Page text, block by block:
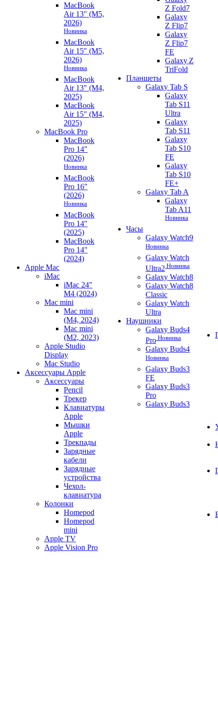
MacBook
Air 13" (M5,
2026)
Новинка
MacBook
Air 15" (M5,
2026)
Новинка
MacBook
Air 13" (M4,
2025)
MacBook
Air 15" (M4,
2025)
MacBook Pro
MacBook
Pro 14"
(2026)
Новинка
MacBook
Pro 16"
(2026)
Новинка
MacBook
Pro 14"
(2025)
MacBook
Pro 14"
(2024)
Apple Mac
iMac
iMac 24"
M4 (2024)
Mac mini
Mac mini
(M4, 2024)
Mac mini
(M2, 2023)
Apple Studio
Display
Mac Studio
Аксессуары Apple
Аксессуары
Pencil
Трекер
Клавиатуры
Apple
Мышки
Apple
Трекпады
Зарядные
кабели
Зарядные
устройства
Чехол-
клавиатура
Колонки
Homepod
Homepod
mini
Apple TV
Apple Vision Pro
Z Fold7
Galaxy
Z Flip7
Galaxy
Z Flip7
FE
Galaxy Z
TriFold
Планшеты
Galaxy Tab S
Galaxy
Tab S11
Ultra
Galaxy
Tab S11
Galaxy
Tab S10
FE
Galaxy
Tab S10
FE+
Galaxy Tab A
Galaxy
Tab A11
Новинка
Часы
Galaxy Watch9
Новинка
Galaxy Watch
Ultra2 Новинка
Galaxy Watch8
Galaxy Watch8
Classic
Galaxy Watch
Ultra
Наушники
Galaxy Buds4
Pro Новинка
Galaxy Buds4
Новинка
Galaxy Buds3
FE
Galaxy Buds3
Pro
Galaxy Buds3